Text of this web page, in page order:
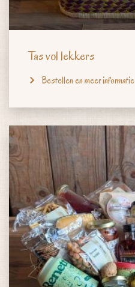
Tas vol lekkers
Bestellen en meer informatie